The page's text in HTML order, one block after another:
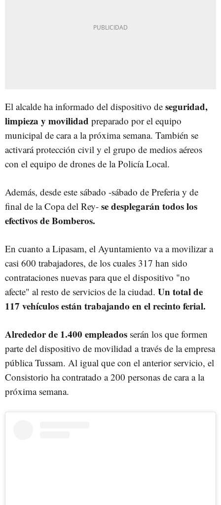
El alcalde ha informado del dispositivo de seguridad,
limpieza y movilidad preparado por el equipo
municipal de cara a la próxima semana. También se
activará protección civil y el grupo de medios aéreos
con el equipo de drones de la Policía Local.
Además, desde este sábado -sábado de Preferia y de
final de la Copa del Rey- se desplegarán todos los
efectivos de Bomberos.
En cuanto a Lipasam, el Ayuntamiento va a movilizar a
casi 600 trabajadores, de los cuales 317 han sido
contrataciones nuevas para que el dispositivo "no
afecte" al resto de servicios de la ciudad. Un total de
117 vehículos están trabajando en el recinto ferial.
Alrededor de 1.400 empleados serán los que formen
parte del dispositivo de movilidad a través de la empresa
pública Tussam. Al igual que con el anterior servicio, el
Consistorio ha contratado a 200 personas de cara a la
próxima semana.